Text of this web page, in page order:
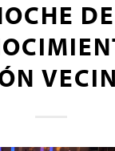
DE